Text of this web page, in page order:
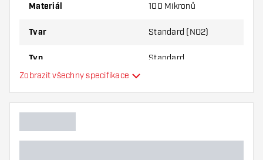
vyhovuje nejlépe!
Materiál 100 Mikronů
Tvar Standard (NO2)
Typ Standard
Hlavní barva
Zobrazit všechny specifikace